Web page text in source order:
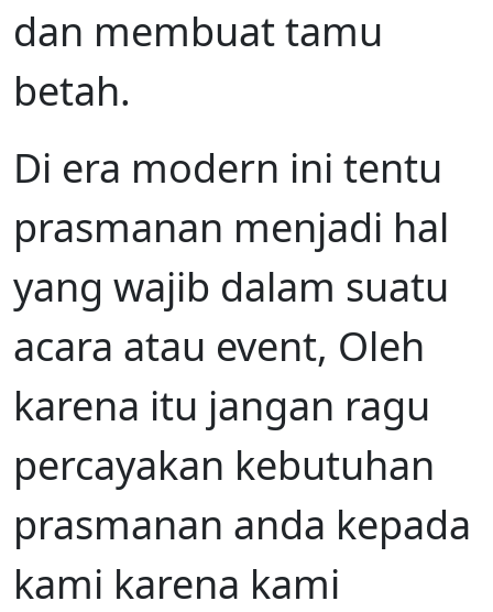
dan membuat tamu
betah.
Di era modern ini tentu
prasmanan menjadi hal
yang wajib dalam suatu
acara atau event, Oleh
karena itu jangan ragu
percayakan kebutuhan
prasmanan anda kepada
kami karena kami